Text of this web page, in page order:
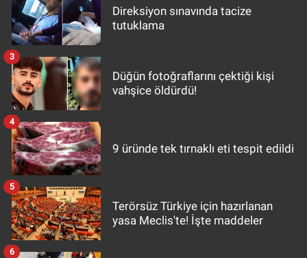
Direksiyon sınavında tacize
tutuklama
Düğün fotoğraflarını çektiği kişi
vahşice öldürdü!
3
9 üründe tek tırnaklı eti tespit edildi
4
Terörsüz Türkiye için hazırlanan
yasa Meclis'te! İşte maddeler
5
6